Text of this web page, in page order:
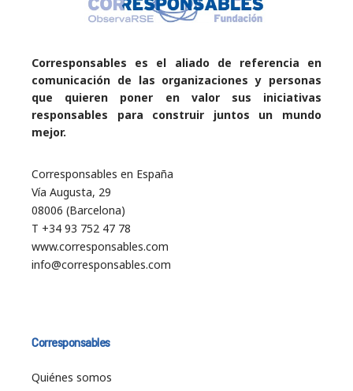
Corresponsables es el aliado de referencia en
comunicación de las organizaciones y personas
que quieren poner en valor sus iniciativas
responsables para construir juntos un mundo
mejor.
Corresponsables en España
Vía Augusta, 29
08006 (Barcelona)
T +34 93 752 47 78
www.corresponsables.com
info@corresponsables.com
Corresponsables
Quiénes somos